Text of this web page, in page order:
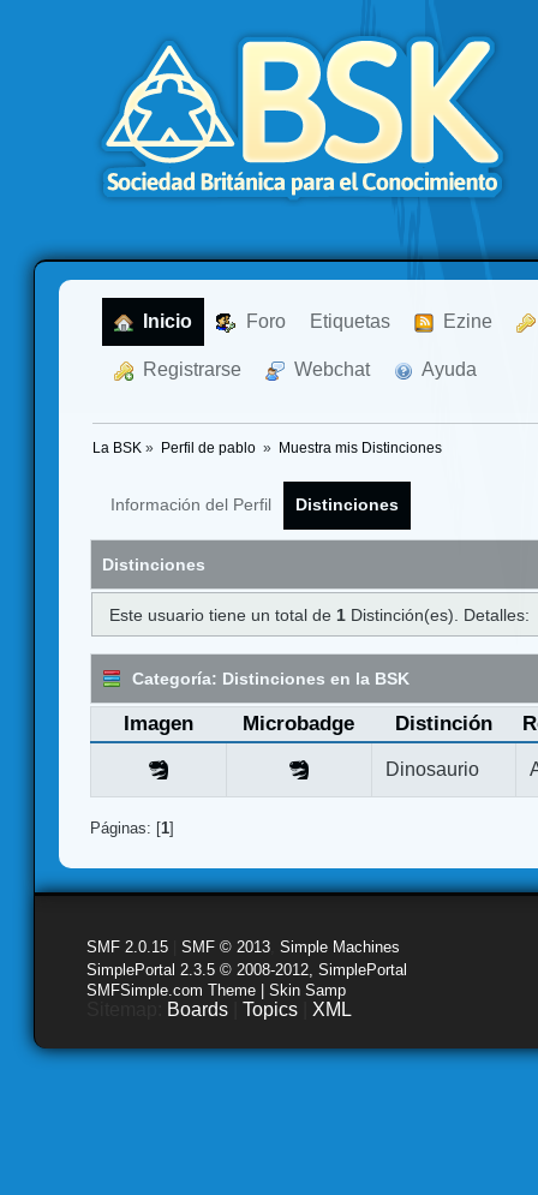
Inicio Foro Etiquetas Ezine
Registrarse Webchat Ayuda
La BSK » Perfil de pablo » Muestra mis Distinciones
Información del Perfil Distinciones
Distinciones
Este usuario tiene un total de 1 Distinción(es). Detalles:
Categoría: Distinciones en la BSK
Imagen Microbadge Distinción
Dinosaurio
Páginas: [1]
SMF 2.0.15 SMF © 2013 Simple Machines
SimplePortal 2.3.5 © 2008-2012, SimplePortal
SMFSimple.com Theme | Skin Samp
Boards Topics XML